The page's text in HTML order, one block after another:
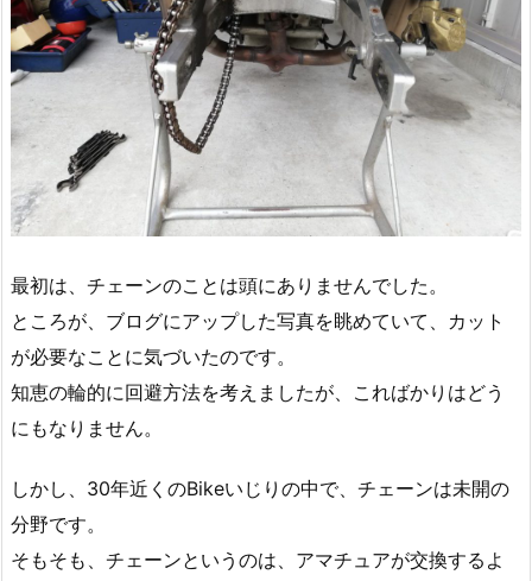
最初は、チェーンのことは頭にありませんでした。
ところが、ブログにアップした写真を眺めていて、カット
が必要なことに気づいたのです。
知恵の輪的に回避方法を考えましたが、こればかりはどう
にもなりません。
しかし、30年近くのBikeいじりの中で、チェーンは未開の
分野です。
そもそも、チェーンというのは、アマチュアが交換するよ